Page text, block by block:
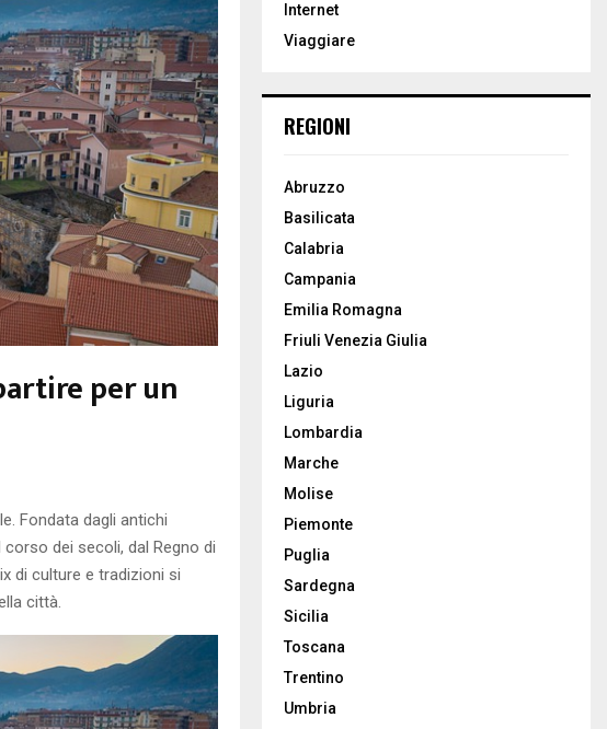
per un
Fondata dagli antichi
dei secoli, dal Regno di
di culture e tradizioni si
città.
:Internet
Viaggiare
REGIONI
Abruzzo
Basilicata
Calabria
Campania
Emilia Romagna
Friuli Venezia Giulia
Lazio
Liguria
Lombardia
Marche
Molise
Piemonte
Puglia
Sardegna
Sicilia
Toscana
Trentino
Umbria